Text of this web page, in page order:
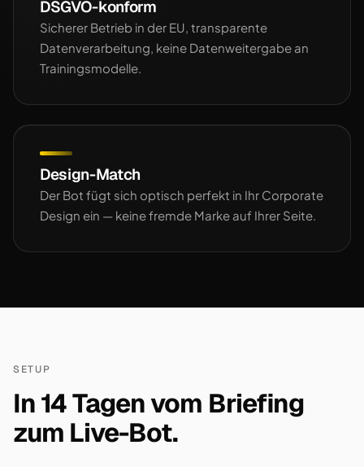
DSGVO-konform
Sicherer Betrieb in der EU, transparente
Datenverarbeitung, keine Datenweitergabe an
Trainingsmodelle.
Design-Match
Der Bot fügt sich optisch perfekt in Ihr Corporate
Design ein — keine fremde Marke auf Ihrer Seite.
SETUP
In 14 Tagen vom Briefing
zum Live-Bot.